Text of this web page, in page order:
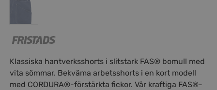
Klassiska hantverksshorts i slitstark FAS® bomull med
vita sömmar. Bekväma arbetsshorts i en kort modell
med CORDURA®-förstärkta fickor. Vår kraftiga FAS®-